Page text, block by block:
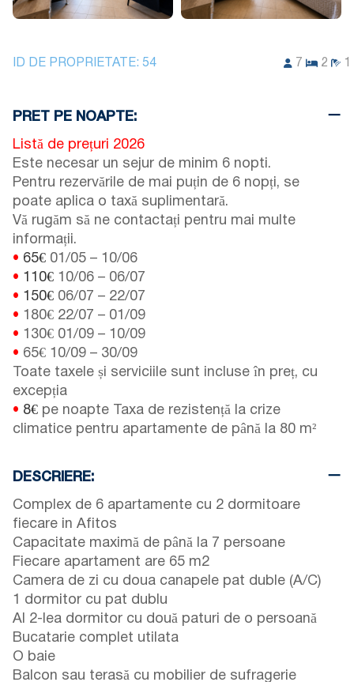
ID DE PROPRIETATE: 54 7 2 1
PRET PE NOAPTE:
Listă de prețuri 2026
Este necesar un sejur de minim 6 nopti.
Pentru rezervările de mai puțin de 6 nopți, se
poate aplica o taxă suplimentară.
Vă rugăm să ne contactați pentru mai multe
informații.
• 65€ 01/05 – 10/06
• 110€ 10/06 – 06/07
• 150€ 06/07 – 22/07
• 180€ 22/07 – 01/09
• 130€ 01/09 – 10/09
• 65€ 10/09 – 30/09
Toate taxele și serviciile sunt incluse în preț, cu
excepția
• 8€ pe noapte Taxa de rezistență la crize
climatice pentru apartamente de până la 80 m²
DESCRIERE:
Complex de 6 apartamente cu 2 dormitoare
fiecare in Afitos
Capacitate maximă de până la 7 persoane
Fiecare apartament are 65 m2
Camera de zi cu doua canapele pat duble (A/C)
1 dormitor cu pat dublu
Al 2-lea dormitor cu două paturi de o persoană
Bucatarie complet utilata
O baie
Balcon sau terasă cu mobilier de sufragerie